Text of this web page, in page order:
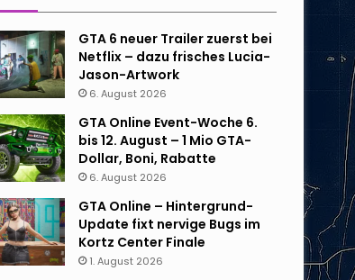
GTA 6 neuer Trailer zuerst bei
Netflix – dazu frisches Lucia-
Jason-Artwork
6. August 2026
GTA Online Event-Woche 6.
bis 12. August – 1 Mio GTA-
Dollar, Boni, Rabatte
6. August 2026
GTA Online – Hintergrund-
Update fixt nervige Bugs im
Kortz Center Finale
1. August 2026